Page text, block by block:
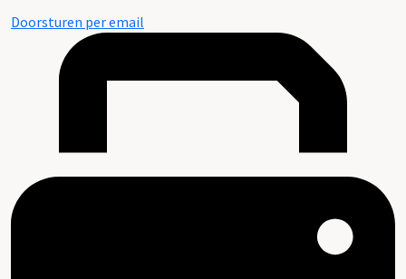
Doorsturen per email